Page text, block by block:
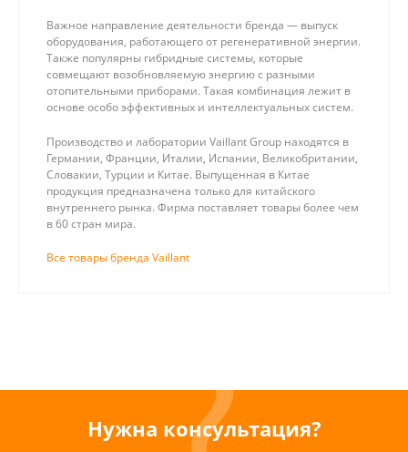
Важное направление деятельности бренда — выпуск
оборудования, работающего от регенеративной энергии.
Также популярны гибридные системы, которые
совмещают возобновляемую энергию с разными
отопительными приборами. Такая комбинация лежит в
основе особо эффективных и интеллектуальных систем.
Производство и лаборатории Vaillant Group находятся в
Германии, Франции, Италии, Испании, Великобритании,
Словакии, Турции и Китае. Выпущенная в Китае
продукция предназначена только для китайского
внутреннего рынка. Фирма поставляет товары более чем
в 60 стран мира.
Все товары бренда Vaillant
Нужна консультация?